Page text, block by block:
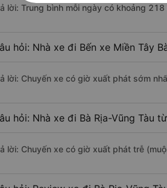
lời: Trung bình mỗi ngày có khoảng
hỏi: Nhà xe đi Bến xe Miền Tây
lời: Chuyến xe có giờ xuất phát sớm
hỏi: Nhà xe đi Bà Rịa-Vũng Tàu
lời: Chuyến xe có giờ xuất phát trễ